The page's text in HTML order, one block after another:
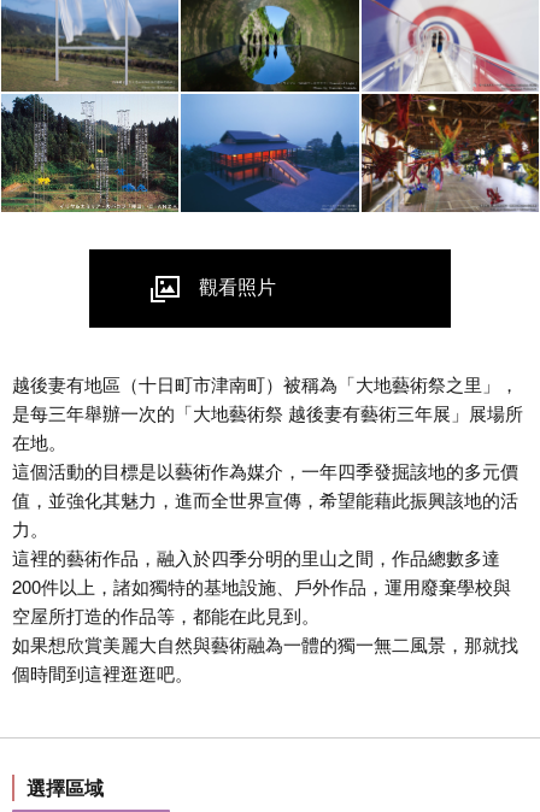
觀看照片
越後妻有地區（十日町市津南町）被稱為「大地藝術祭之里」，
是每三年舉辦一次的「大地藝術祭 越後妻有藝術三年展」展場所
在地。
這個活動的目標是以藝術作為媒介，一年四季發掘該地的多元價
值，並強化其魅力，進而全世界宣傳，希望能藉此振興該地的活
力。
這裡的藝術作品，融入於四季分明的里山之間，作品總數多達
200件以上，諸如獨特的基地設施、戶外作品，運用廢棄學校與
空屋所打造的作品等，都能在此見到。
如果想欣賞美麗大自然與藝術融為一體的獨一無二風景，那就找
個時間到這裡逛逛吧。
選擇區域